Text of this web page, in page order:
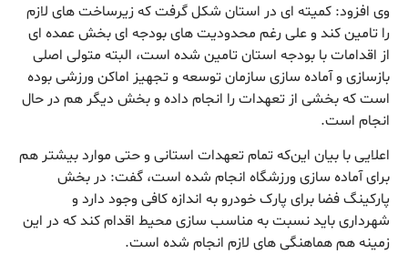
وی افزود: کمیته ای در استان شکل گرفت که زیرساخت های لازم
را تامین کند و علی رغم محدودیت های بودجه ای بخش عمده ای
از اقدامات با بودجه استان تامین شده است، البته متولی اصلی
بازسازی و آماده سازی سازمان توسعه و تجهیز اماکن ورزشی بوده
است که بخشی از تعهدات را انجام داده و بخش دیگر هم در حال
انجام است.
اعلایی با بیان این‌که تمام تعهدات استانی و حتی موارد بیشتر هم
برای آماده سازی ورزشگاه انجام شده است، گفت: در بخش
پارکینگ فضا برای پارک خودرو به اندازه کافی وجود دارد و
شهرداری باید نسبت به مناسب سازی محیط اقدام کند که در این
زمینه هم هماهنگی های لازم انجام شده است.